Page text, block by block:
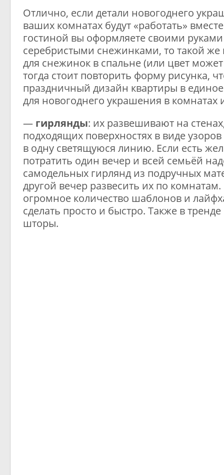
Отлично, если детали новогоднего
ваших комнатах будут «работать»
гостиной вы оформляете своими
серебристыми снежинками, то такой же
для снежинок в спальне (или цвет
тогда стоит повторить форму рисунка,
праздничный дизайн квартиры в
для новогоднего украшения в комнатах
— гирлянды: их развешивают на
подходящих поверхностях в виде
в одну светящуюся линию. Если есть
потратить один вечер и всей семьёй
самодельных гирлянд из подручных
другой вечер развесить их по комнатам.
огромное количество шаблонов и
сделать просто и быстро. Также в
шторы.